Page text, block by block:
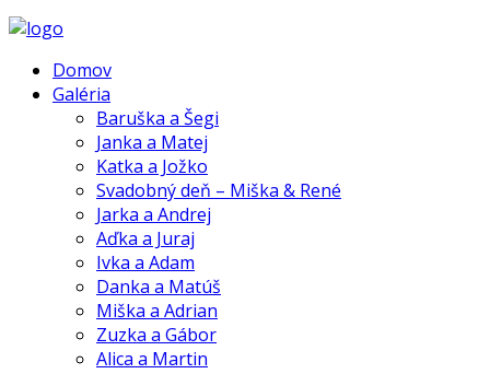
Domov
Galéria
Baruška a Šegi
Janka a Matej
Katka a Jožko
Svadobný deň – Miška & René
Jarka a Andrej
Aďka a Juraj
Ivka a Adam
Danka a Matúš
Miška a Adrian
Zuzka a Gábor
Alica a Martin